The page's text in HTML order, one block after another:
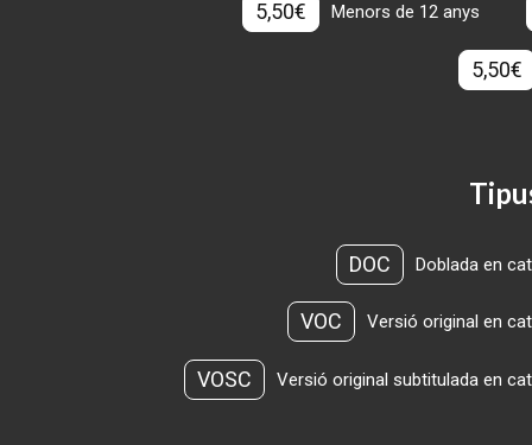
5,50€ Menors de 12 anys
5,50€
DOC Doblada en
VOC Versió original en
VOSC Versió original subtitulada en